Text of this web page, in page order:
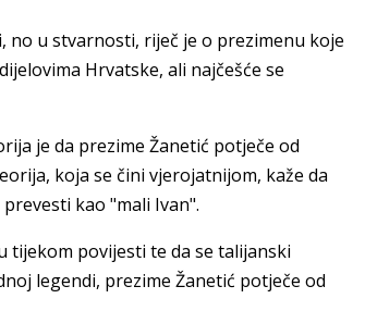
no u stvarnosti, riječ je o prezimenu koje
Hrvatske, ali najčešće se
je da prezime Žanetić potječe od
koja se čini vjerojatnijom, kaže da
kao "mali Ivan".
tijekom povijesti te da se talijanski
legendi, prezime Žanetić potječe od